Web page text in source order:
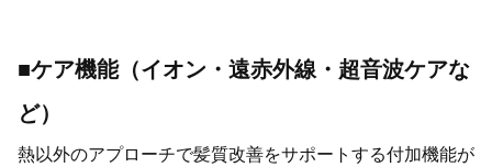
■ケア機能（イオン・遠赤外線・超音波ケアな
ど）
熱以外のアプローチで髪質改善をサポートする付加機能が